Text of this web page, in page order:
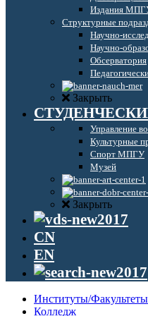
Издания
Структурные
Научно-
Научно-
Обсерватория
Закрыть
Управление
Культурные
Спорт МПГУ
Музей
Закрыть
CN
EN
Институты/Факультеты
Колледж